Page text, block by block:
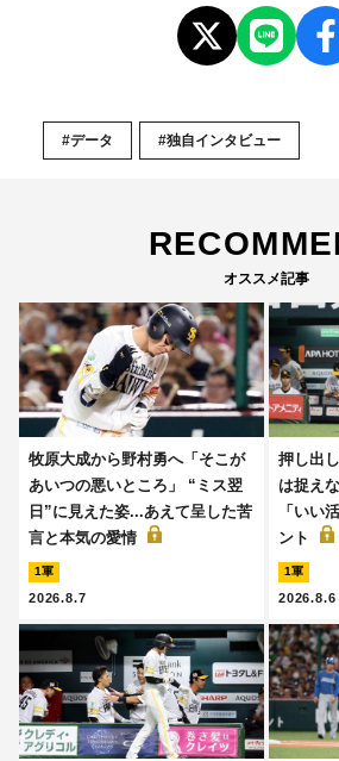
#データ #独自インタビュー
オススメ記事
牧原大成から野村勇へ「そこが
あいつの悪いところ」 “ミス翌
日”に見えた姿...あえて呈した苦
言と本気の愛情
1軍
2026.8.7
押し出
は捉え
「いい
ント
1軍
2026.8.6